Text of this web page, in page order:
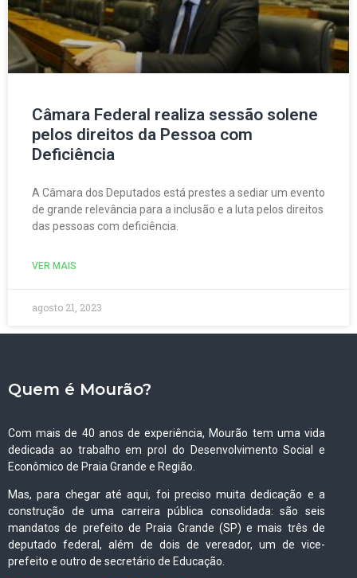
Câmara Federal realiza sessão solene
pelos direitos da Pessoa com
Deficiência
A Câmara dos Deputados está prestes a sediar um evento
de grande relevância para a inclusão e a luta pelos direitos
das pessoas com deficiência.
VER MAIS
agosto 21, 2023
Quem é Mourão?
Com mais de 40 anos de experiência, Mourão tem uma vida
dedicada ao trabalho em prol do Desenvolvimento Social e
Econômico de Praia Grande e Região.
Mas, para chegar até aqui, foi preciso muita dedicação e a
construção de uma carreira pública consolidada: são seis
mandatos de prefeito de Praia Grande (SP) e mais três de
deputado federal, além de dois de vereador, um de vice-
prefeito e outro de secretário de Educação.